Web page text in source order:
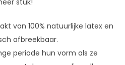
stuk!
van 100% natuurlijke latex en
afbreekbaar.
periode hun vorm als ze